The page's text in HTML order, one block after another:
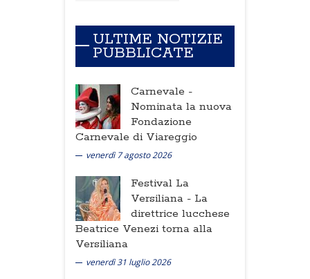
ULTIME NOTIZIE
PUBBLICATE
Carnevale -
Nominata la nuova
Fondazione
Carnevale di Viareggio
venerdì 7 agosto 2026
Festival La
Versiliana - La
direttrice lucchese
Beatrice Venezi torna alla
Versiliana
venerdì 31 luglio 2026